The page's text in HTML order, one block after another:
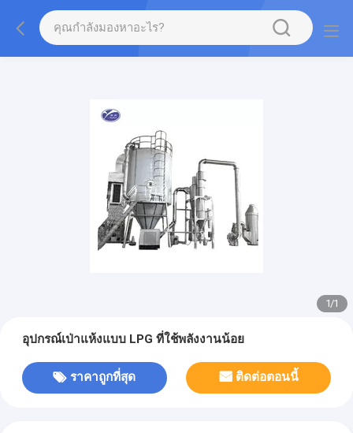
1/1
อุปกรณ์เป่าแห้งแบบ LPG ที่ใช้พลังงานน้อย
ราคาถูกที่สุด ติดต่อตอนนี้